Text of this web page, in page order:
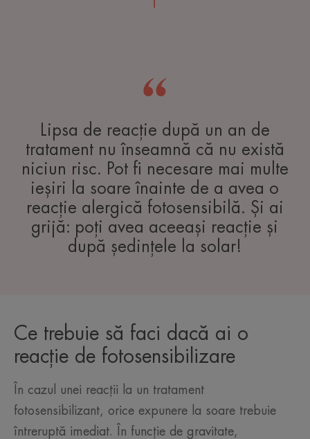
Lipsa de reacție după un an de
tratament nu înseamnă că nu există
niciun risc. Pot fi necesare mai multe
ieșiri la soare înainte de a avea o
reacție alergică fotosensibilă. Și ai
grijă: poți avea aceeași reacție și
după ședințele la solar!
Ce trebuie să faci dacă ai o
reacție de fotosensibilizare
În cazul unei reacții la un tratament
fotosensibilizant, orice expunere la soare trebuie
întreruptă imediat. În funcție de gravitate,